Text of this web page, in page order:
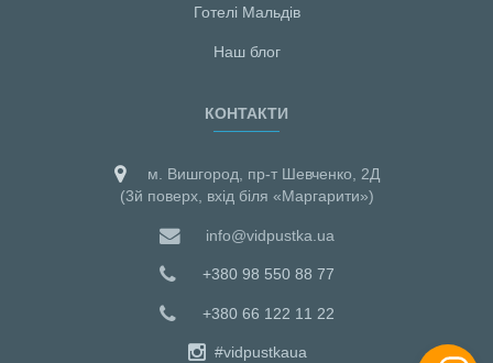
Готелі Мальдiв
Наш блог
КОНТАКТИ
м. Вишгород, пр-т Шевченко, 2Д
(3й поверх, вхід біля «Маргарити»)
info@vidpustka.ua
+380 98 550 88 77
+380 66 122 11 22
#vidpustkaua